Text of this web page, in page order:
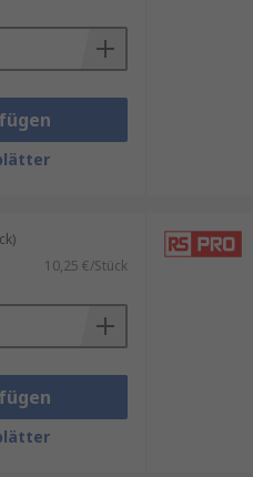
10,25 €/Stück